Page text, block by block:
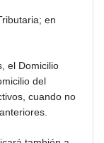
en
el Domicilio
del
cuando no